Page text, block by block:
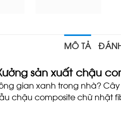
MÔ TẢ
sản xuất chậu
gian xanh trong nhà?
chậu composite chữ nhật